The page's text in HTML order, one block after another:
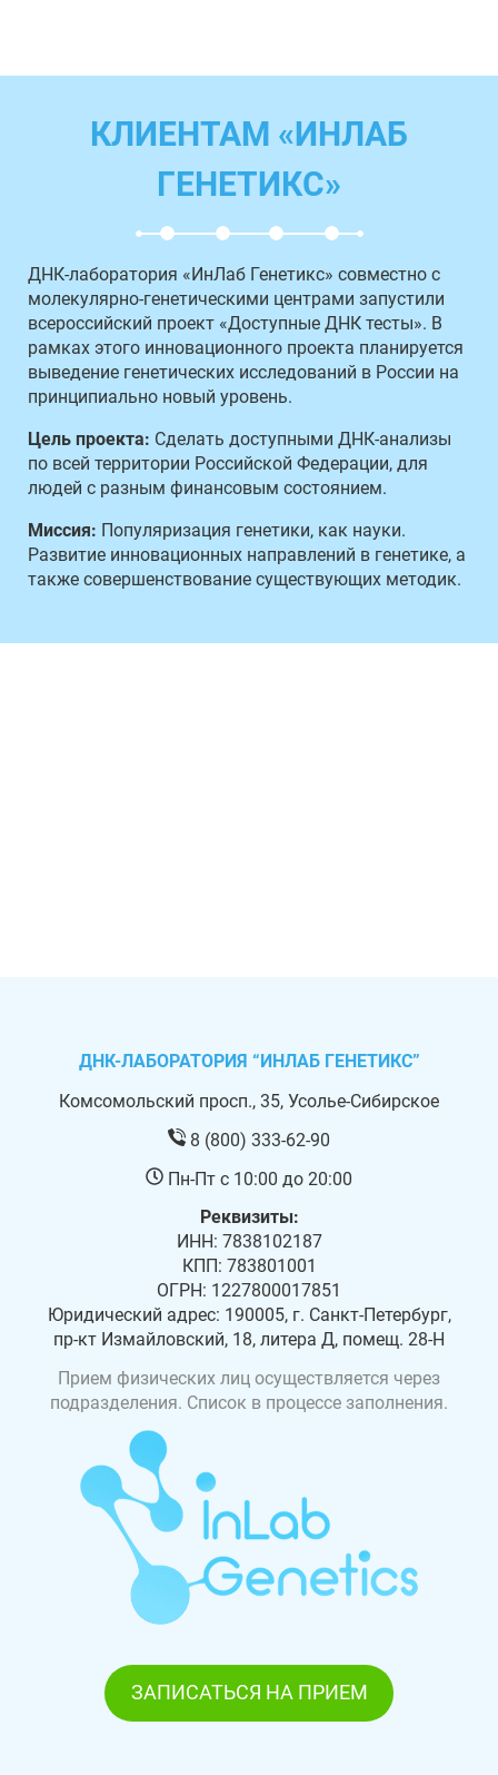
КЛИЕНТАМ «ИНЛАБ
ГЕНЕТИКС»
ДНК-лаборатория «ИнЛаб Генетикс» совместно с
молекулярно-генетическими центрами запустили
всероссийский проект «Доступные ДНК тесты». В
рамках этого инновационного проекта планируется
выведение генетических исследований в России на
принципиально новый уровень.
Цель проекта: Сделать доступными ДНК-анализы
по всей территории Российской Федерации, для
людей с разным финансовым состоянием.
Миссия: Популяризация генетики, как науки.
Развитие инновационных направлений в генетике, а
также совершенствование существующих методик.
ДНК-ЛАБОРАТОРИЯ “ИНЛАБ ГЕНЕТИКС”
Комсомольский просп., 35, Усолье-Сибирское
8 (800) 333-62-90
Пн-Пт с 10:00 до 20:00
Реквизиты:
ИНН: 7838102187
КПП: 783801001
ОГРН: 1227800017851
Юридический адрес: 190005, г. Санкт-Петербург,
пр-кт Измайловский, 18, литера Д, помещ. 28-Н
Прием физических лиц осуществляется через
подразделения. Список в процессе заполнения.
ЗАПИСАТЬСЯ НА ПРИЕМ